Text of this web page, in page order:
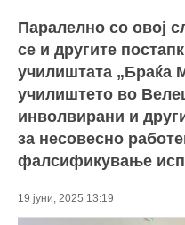
Паралелно со овој
се и другите
училиштата „Браќа
училиштето во
инволвирани и
за несовесно
фалсификување
19 јуни, 2025 13:19